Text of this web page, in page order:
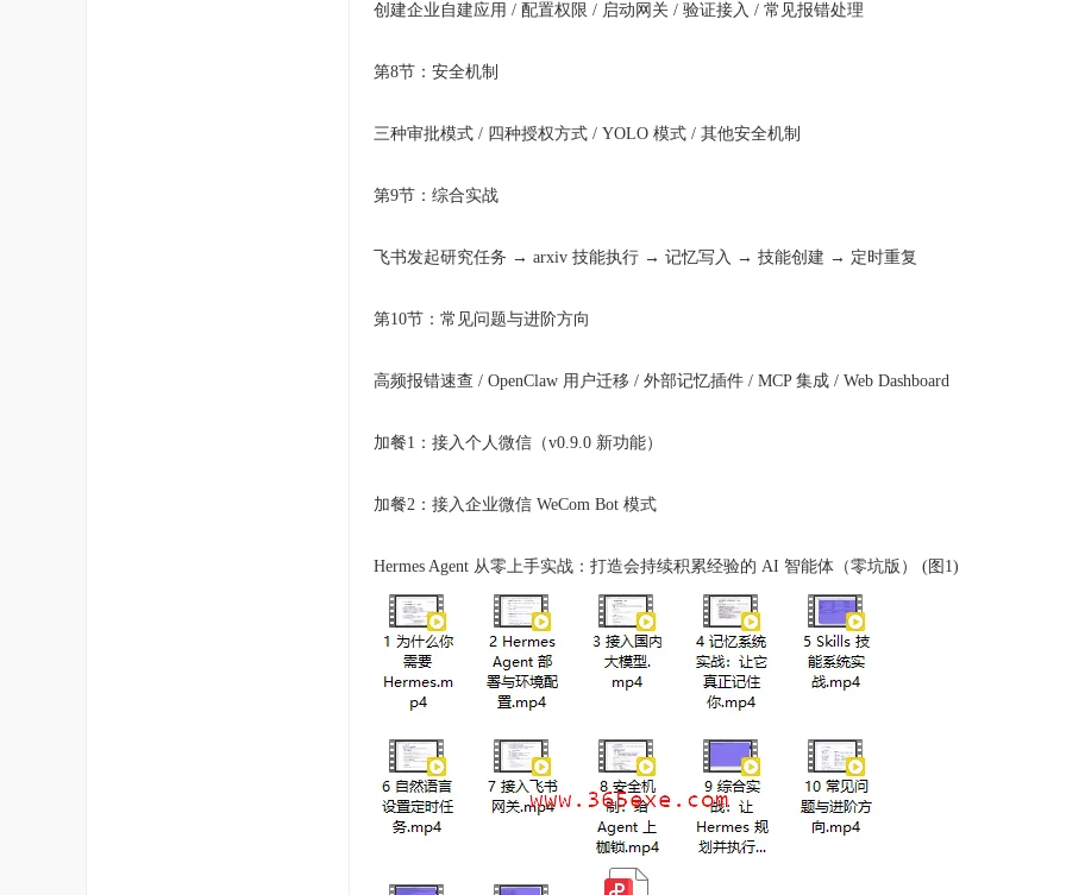
创建企业自建应用 / 配置权限 / 启动网关 / 验证接入 / 常见报错处理
第8节：安全机制
三种审批模式 / 四种授权方式 / YOLO 模式 / 其他安全机制
第9节：综合实战
飞书发起研究任务 → arxiv 技能执行 → 记忆写入 → 技能创建 → 定时重复
第10节：常见问题与进阶方向
高频报错速查 / OpenClaw 用户迁移 / 外部记忆插件 / MCP 集成 / Web Dashboard
加餐1：接入个人微信（v0.9.0 新功能）
加餐2：接入企业微信 WeCom Bot 模式
Hermes Agent 从零上手实战：打造会持续积累经验的 AI 智能体（零坑版） (图1)